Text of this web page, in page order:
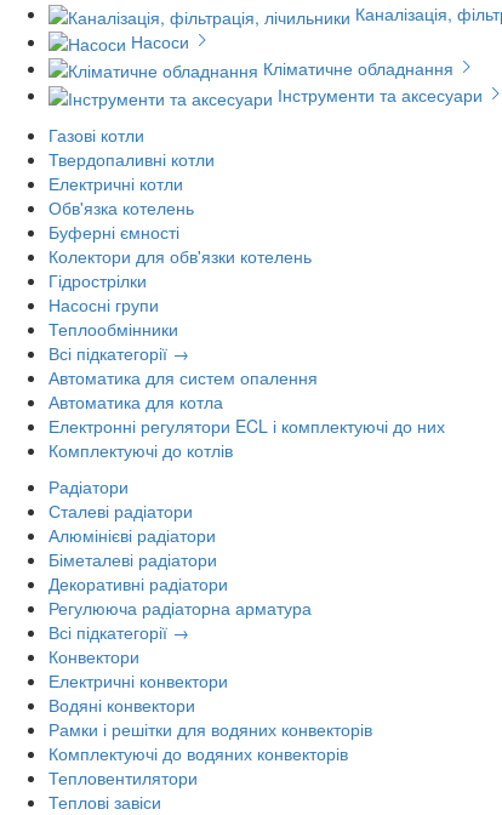
Каналізація,
Насоси
Кліматичне обладнання
Інструменти та аксесуари
Газові котли
Твердопаливні котли
Електричні котли
Обв'язка котелень
Буферні ємності
Колектори для обв'язки котелень
Гідрострілки
Насосні групи
Теплообмінники
Всі підкатегорії →
Автоматика для систем опалення
Автоматика для котла
Електронні регулятори ECL і комплектуючі до них
Комплектуючі до котлів
Радіатори
Сталеві радіатори
Алюмінієві радіатори
Біметалеві радіатори
Декоративні радіатори
Регулююча радіаторна арматура
Всі підкатегорії →
Конвектори
Електричні конвектори
Водяні конвектори
Рамки і решітки для водяних конвекторів
Комплектуючі до водяних конвекторів
Тепловентилятори
Теплові завіси